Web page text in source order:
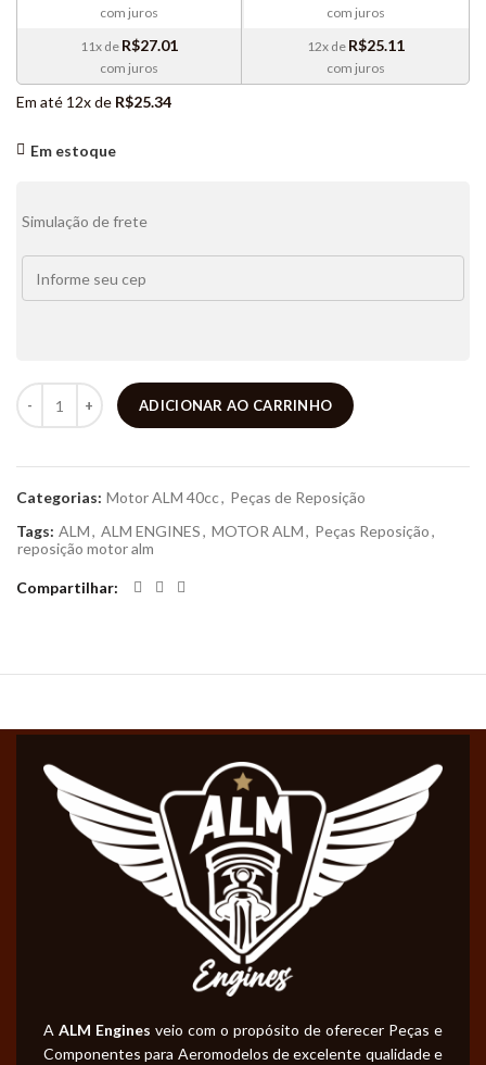
com juros
11x de R$27.01
com juros
com juros
12x de R$25.11
com juros
Em até 12x de R$25.34
Em estoque
Simulação de frete
ADICIONAR AO CARRINHO
Categorias: Motor ALM 40cc, Peças de Reposição
Tags: ALM, ALM ENGINES, MOTOR ALM, Peças Reposição,
reposição motor alm
Compartilhar
A ALM Engines veio com o propósito de oferecer Peças e
Componentes para Aeromodelos de excelente qualidade e